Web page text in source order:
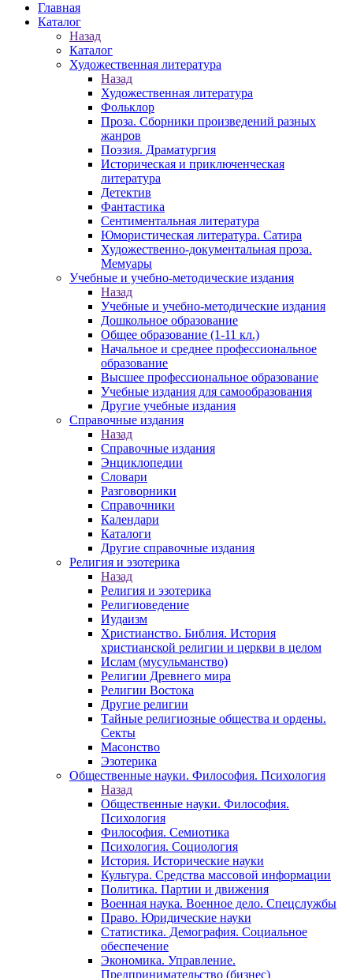
Главная
Каталог
Назад
Каталог
Художественная литература
Назад
Художественная литература
Фольклор
Проза. Сборники произведений разных
жанров
Поэзия. Драматургия
Историческая и приключенческая
литература
Детектив
Фантастика
Сентиментальная литература
Юмористическая литература. Сатира
Художественно-документальная проза.
Мемуары
Учебные и учебно-методические издания
Назад
Учебные и учебно-методические издания
Дошкольное образование
Общее образование (1-11 кл.)
Начальное и среднее профессиональное
образование
Высшее профессиональное образование
Учебные издания для самообразования
Другие учебные издания
Справочные издания
Назад
Справочные издания
Энциклопедии
Словари
Разговорники
Справочники
Календари
Каталоги
Другие справочные издания
Религия и эзотерика
Назад
Религия и эзотерика
Религиоведение
Иудаизм
Христианство. Библия. История
христианской религии и церкви в целом
Ислам (мусульманство)
Религии Древнего мира
Религии Востока
Другие религии
Тайные религиозные общества и ордены.
Секты
Масонство
Эзотерика
Общественные науки. Философия. Психология
Назад
Общественные науки. Философия.
Психология
Философия. Семиотика
Психология. Социология
История. Исторические науки
Культура. Средства массовой информации
Политика. Партии и движения
Военная наука. Военное дело. Спецслужбы
Право. Юридические науки
Статистика. Демография. Социальное
обеспечение
Экономика. Управление.
Предпринимательство (бизнес)